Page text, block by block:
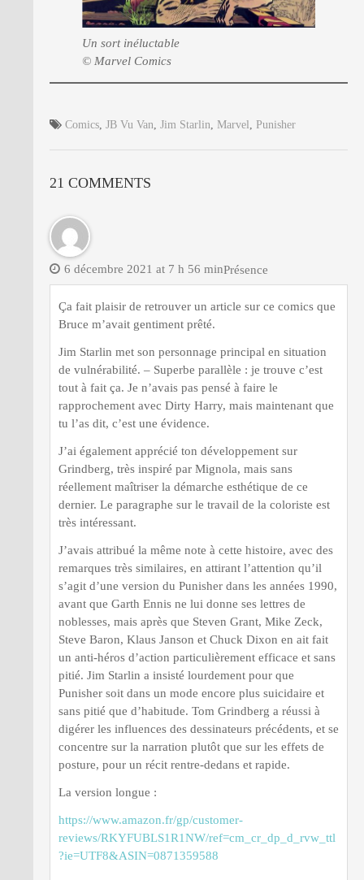
Un sort inéluctable
© Marvel Comics
Comics JB Vu Van Jim Starlin Marvel Punisher
21 COMMENTS
Présence
6 décembre 2021 at 7 h 56 min
Ça fait plaisir de retrouver un article sur ce comics que
Bruce m’avait gentiment prêté.
Jim Starlin met son personnage principal en situation
de vulnérabilité. – Superbe parallèle : je trouve c’est
tout à fait ça. Je n’avais pas pensé à faire le
rapprochement avec Dirty Harry, mais maintenant que
tu l’as dit, c’est une évidence.
J’ai également apprécié ton développement sur
Grindberg, très inspiré par Mignola, mais sans
réellement maîtriser la démarche esthétique de ce
dernier. Le paragraphe sur le travail de la coloriste est
très intéressant.
J’avais attribué la même note à cette histoire, avec des
remarques très similaires, en attirant l’attention qu’il
s’agit d’une version du Punisher dans les années 1990,
avant que Garth Ennis ne lui donne ses lettres de
noblesses, mais après que Steven Grant, Mike Zeck,
Steve Baron, Klaus Janson et Chuck Dixon en ait fait
un anti-héros d’action particulièrement efficace et sans
pitié. Jim Starlin a insisté lourdement pour que
Punisher soit dans un mode encore plus suicidaire et
sans pitié que d’habitude. Tom Grindberg a réussi à
digérer les influences des dessinateurs précédents, et se
concentre sur la narration plutôt que sur les effets de
posture, pour un récit rentre-dedans et rapide.
La version longue :
https://www.amazon.fr/gp/customer-
reviews/RKYFUBLS1R1NW/ref=cm_cr_dp_d_rvw_ttl
?ie=UTF8&ASIN=0871359588